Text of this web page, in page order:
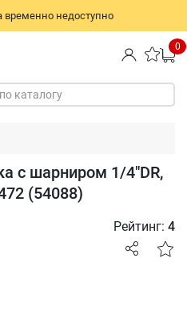
недоступно
0
каталогу
с шарниром 1/4"DR,
(54088)
Рейтинг: 4